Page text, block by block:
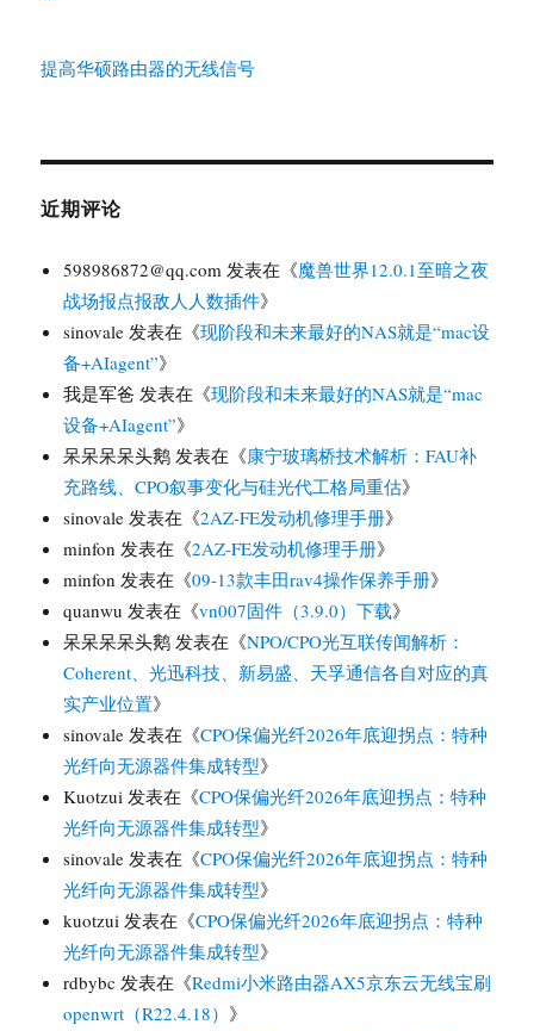
提高华硕路由器的无线信号
近期评论
598986872@qq.com 发表在《魔兽世界12.0.1至暗之夜
战场报点报敌人人数插件》
sinovale 发表在《现阶段和未来最好的NAS就是“mac设
备+AIagent”》
我是军爸 发表在《现阶段和未来最好的NAS就是“mac
设备+AIagent”》
呆呆呆呆头鹅 发表在《康宁玻璃桥技术解析：FAU补
充路线、CPO叙事变化与硅光代工格局重估》
sinovale 发表在《2AZ-FE发动机修理手册》
minfon 发表在《2AZ-FE发动机修理手册》
minfon 发表在《09-13款丰田rav4操作保养手册》
quanwu 发表在《vn007固件（3.9.0）下载》
呆呆呆呆头鹅 发表在《NPO/CPO光互联传闻解析：
Coherent、光迅科技、新易盛、天孚通信各自对应的真
实产业位置》
sinovale 发表在《CPO保偏光纤2026年底迎拐点：特种
光纤向无源器件集成转型》
Kuotzui 发表在《CPO保偏光纤2026年底迎拐点：特种
光纤向无源器件集成转型》
sinovale 发表在《CPO保偏光纤2026年底迎拐点：特种
光纤向无源器件集成转型》
kuotzui 发表在《CPO保偏光纤2026年底迎拐点：特种
光纤向无源器件集成转型》
rdbybc 发表在《Redmi小米路由器AX5京东云无线宝刷
openwrt（R22.4.18） 》